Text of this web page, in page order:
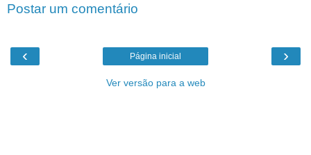
Postar um comentário
‹ ›
Página inicial
Ver versão para a web